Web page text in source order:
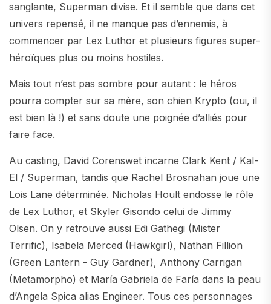
sanglante, Superman divise. Et il semble que dans cet
univers repensé, il ne manque pas d’ennemis, à
commencer par Lex Luthor et plusieurs figures super-
héroïques plus ou moins hostiles.
Mais tout n’est pas sombre pour autant : le héros
pourra compter sur sa mère, son chien Krypto (oui, il
est bien là !) et sans doute une poignée d’alliés pour
faire face.
Au casting, David Corenswet incarne Clark Kent / Kal-
El / Superman, tandis que Rachel Brosnahan joue une
Lois Lane déterminée. Nicholas Hoult endosse le rôle
de Lex Luthor, et Skyler Gisondo celui de Jimmy
Olsen. On y retrouve aussi Edi Gathegi (Mister
Terrific), Isabela Merced (Hawkgirl), Nathan Fillion
(Green Lantern - Guy Gardner), Anthony Carrigan
(Metamorpho) et María Gabriela de Faría dans la peau
d’Angela Spica alias Engineer. Tous ces personnages